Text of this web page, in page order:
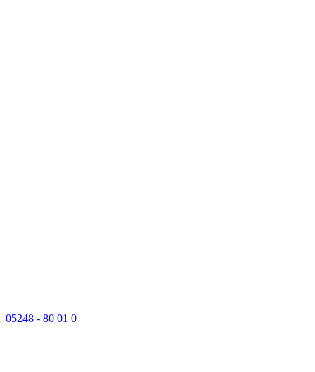
05248 - 80 01 0